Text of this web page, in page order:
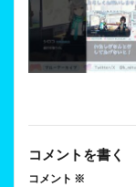
コメントを書く
コメント ※